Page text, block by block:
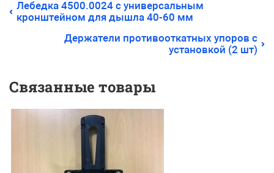
Лебедка 4500.0024 с универсальным
кронштейном для дышла 40-60 мм
Держатели противооткатных упоров с
установкой (2 шт)
Связанные товары